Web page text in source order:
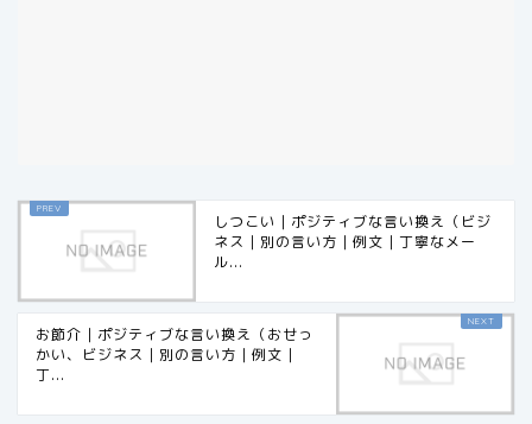
しつこい｜ポジティブな言い換え（ビジ
ネス｜別の言い方｜例文｜丁寧なメー
ル...
お節介｜ポジティブな言い換え（おせっ
かい、ビジネス｜別の言い方｜例文｜
丁...